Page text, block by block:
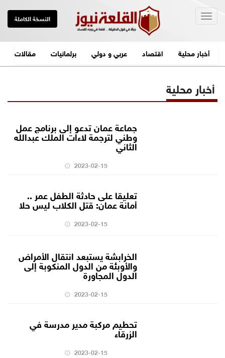
النسخة الكاملة
أخبار محلية اقتصاد عربي و دولي برلمانيات مقالات
أخبار محلية
جماعة عمان تدعو إلى برنامج عمل
وطني لترجمة لاءات الملك عبدالله
الثاني
2023-02-15
تعليقا على حادثة الطفل عمر ..
أمانة عمان: قتل الكلاب ليس حلا
2023-02-15
الخرابشة يستبعد انتقال الأمراض
والأوبئة من الدول المنكوبة إلى
الدول المجاورة
2023-02-15
تحطيم مركبة مدير مدرسة في
الزرقاء
2023-02-15